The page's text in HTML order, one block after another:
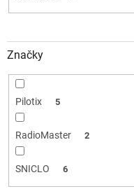
ů
Značky
Pilotix 5
RadioMaster 2
SNICLO 6